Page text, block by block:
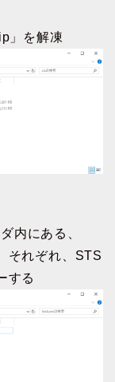
」を解凍
内にある、
それぞれ、STS
する